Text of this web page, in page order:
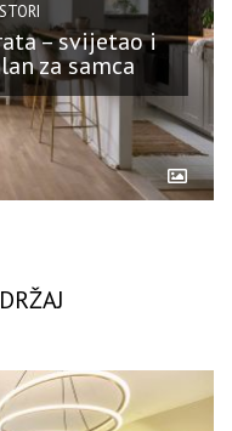
– svijetao i
za samca